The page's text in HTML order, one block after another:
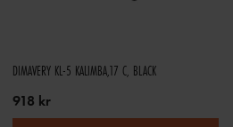
DIMAVERY KL-5 KALIMBA,17 C, BLACK
918 kr